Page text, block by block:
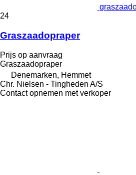
24
Graszaadopraper
Prijs op aanvraag
Graszaadopraper
Denemarken, Hemmet
Chr. Nielsen - Tingheden A/S
Contact opnemen met verkoper